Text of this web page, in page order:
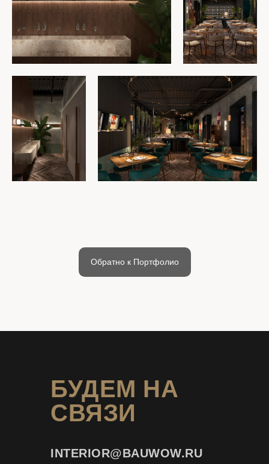
Обратно к Портфолио
INTERIOR@BAUWOW.RU
БУДЕМ НА
СВЯЗИ